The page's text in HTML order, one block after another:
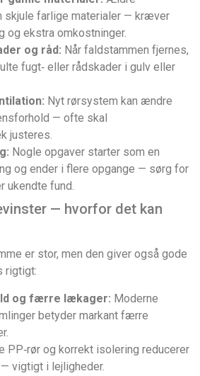
skjule farlige materialer — kræver
og ekstra omkostninger.
og råd: Når faldstammen fjernes,
fugt‑ eller rådskader i gulv eller
Nyt rørsystem kan ændre
— ofte skal
justeres.
Nogle opgaver starter som en
og ender i flere opgange — sørg for
ukendte fund.
— hvorfor det kan
er stor, men den giver også gode
rigtigt:
og færre lækager: Moderne
betyder markant færre
PP‑rør og korrekt isolering reducerer
vigtigt i lejligheder.